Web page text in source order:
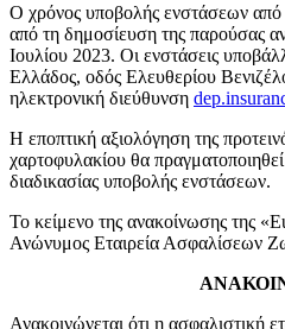
Ο χρόνος υποβολής ενστάσεων από
από τη δημοσίευση της παρούσας
Ιουλίου 2023. Οι ενστάσεις
Ελλάδος, οδός Ελευθερίου
ηλεκτρονική διεύθυνση
H εποπτική αξιολόγηση της
χαρτοφυλακίου θα
διαδικασίας υποβολής ενστάσεων.
Το κείμενο της ανακοίνωσης της
Ανώνυμος Εταιρεία Ασφαλίσεων
Ανακοινώνεται ότι η ασφαλιστική